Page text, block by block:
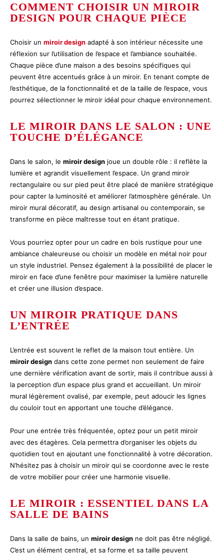
COMMENT CHOISIR UN MIROIR
DESIGN POUR CHAQUE PIÈCE
Choisir un miroir design adapté à son intérieur nécessite une
réflexion sur l’utilisation de l’espace et l’ambiance souhaitée.
Chaque pièce d’une maison a des besoins spécifiques qui
peuvent être accentués grâce à un miroir. En tenant compte de
l’esthétique, de la fonctionnalité et de la taille de l’espace, vous
pourrez sélectionner le miroir idéal pour chaque environnement.
LE MIROIR DANS LE SALON : UNE
TOUCHE D’ÉLÉGANCE
Dans le salon, le miroir design joue un double rôle : il reflète la
lumière et agrandit visuellement l’espace. Un grand miroir
rectangulaire ou sur pied peut être placé de manière stratégique
pour capter la luminosité et améliorer l’atmosphère générale. Un
miroir mural décoratif, au design artisanal ou contemporain, se
transforme en pièce maîtresse tout en étant pratique.
Vous pourriez opter pour un cadre en bois rustique pour une
ambiance chaleureuse ou choisir un modèle en métal noir pour
un style industriel. Pensez également à la possibilité de placer le
miroir en face d’une fenêtre pour maximiser la lumière naturelle
et créer une illusion d’espace.
UN MIROIR PRATIQUE DANS
L’ENTRÉE
L’entrée est souvent le reflet de la maison tout entière. Un
miroir design dans cette zone permet non seulement de faire
une dernière vérification avant de sortir, mais il contribue aussi à
la perception d’un espace plus grand et accueillant. Un miroir
mural légèrement ovalisé, par exemple, peut adoucir les lignes
du couloir tout en apportant une touche d’élégance.
Pour une entrée très fréquentée, optez pour un petit miroir
avec des étagères. Cela permettra d’organiser les objets du
quotidien tout en ajoutant une fonctionnalité à votre décoration.
N’hésitez pas à choisir un miroir qui se coordonne avec le reste
de votre mobilier pour créer une harmonie visuelle.
LE MIROIR : ESSENTIEL DANS LA
SALLE DE BAINS
Dans la salle de bains, un miroir design ne doit pas être négligé.
C’est un élément central, et sa forme et sa taille peuvent